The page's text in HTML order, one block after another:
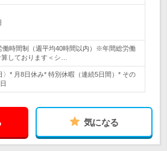
働時間制（週平均40時間以内）※年間総労働
しております＜シ…
〉* 月8日休み* 特別休暇（連続5日間）* その
気になる